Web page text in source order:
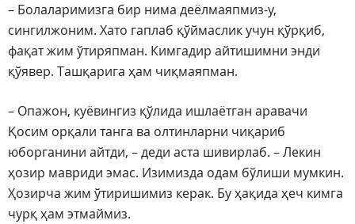
– Болаларимизга бир нима деёлмаяпмиз-у,
сингилжоним. Хато гаплаб қўймаслик учун қўрқиб,
фақат жим ўтиряпман. Кимгадир айтишимни энди
қўявер. Ташқарига ҳам чиқмаяпман.
– Опажон, куёвингиз қўлида ишлаётган аравачи
Қосим орқали танга ва олтинларни чиқариб
юборганини айтди, – деди аста шивирлаб. – Лекин
ҳозир мавриди эмас. Изимизда одам бўлиши мумкин.
Ҳозирча жим ўтиришимиз керак. Бу ҳақида ҳеч кимга
чурқ ҳам этмаймиз.